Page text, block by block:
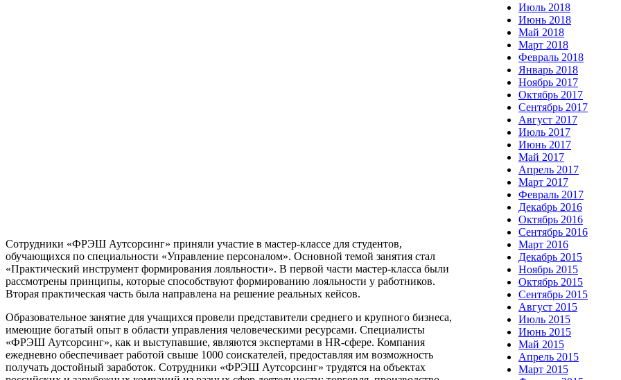
Сотрудники «ФРЭШ Аутсорсинг» приняли участие в мастер-классе для студентов,
обучающихся по специальности «Управление персоналом». Основной темой занятия стал
«Практический инструмент формирования лояльности». В первой части мастер-класса были
рассмотрены принципы, которые способствуют формированию лояльности у работников.
Вторая практическая часть была направлена на решение реальных кейсов.
Образовательное занятие для учащихся провели представители среднего и крупного бизнеса,
имеющие богатый опыт в области управления человеческими ресурсами. Специалисты
«ФРЭШ Аутсорсинг», как и выступавшие, являются экспертами в HR-сфере. Компания
ежедневно обеспечивает работой свыше 1000 соискателей, предоставляя им возможность
получать достойный заработок. Сотрудники «ФРЭШ Аутсорсинг» трудятся на объектах
Июль 2018
Июнь 2018
Май 2018
Март 2018
Февраль 2018
Январь 2018
Ноябрь 2017
Октябрь 2017
Сентябрь 2017
Август 2017
Июль 2017
Июнь 2017
Май 2017
Апрель 2017
Март 2017
Февраль 2017
Декабрь 2016
Октябрь 2016
Сентябрь 2016
Март 2016
Декабрь 2015
Ноябрь 2015
Октябрь 2015
Сентябрь 2015
Август 2015
Июль 2015
Июнь 2015
Май 2015
Апрель 2015
Март 2015